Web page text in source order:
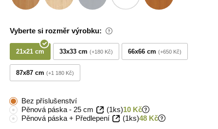
Vyberte si rozměr výrobku:
21x21 cm 33x33 cm +180 Kč 66x66 cm +650 Kč
87x87 cm +1 180 Kč
Bez příslušenství
Pěnová páska - 25 cm
(1ks)10 Kč
Pěnová páska + Předlepení
(1ks)48 Kč